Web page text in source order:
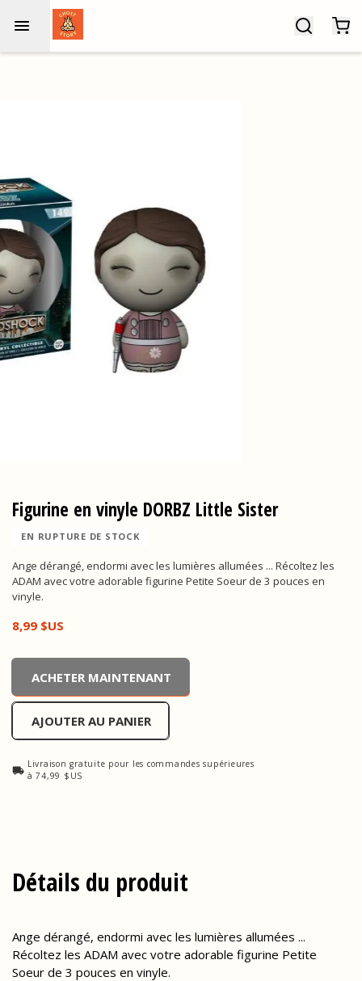
Figurine en vinyle DORBZ Little Sister
EN RUPTURE DE STOCK
Ange dérangé, endormi avec les lumières allumées ... Récoltez les
ADAM avec votre adorable figurine Petite Soeur de 3 pouces en
vinyle.
8,99 $US
ACHETER MAINTENANT
AJOUTER AU PANIER
Figurine en vinyle DORBZ Little Sister, , 8,99 $US
Livraison gratuite pour les commandes supérieures
à 74,99 $US
Détails du produit
Ange dérangé, endormi avec les lumières allumées ...
Récoltez les ADAM avec votre adorable figurine Petite
Soeur de 3 pouces en vinyle.